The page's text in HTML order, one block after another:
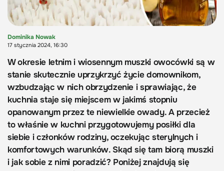
Dominika Nowak
17 stycznia 2024, 16:30
W okresie letnim i wiosennym muszki owocówki są w
stanie skutecznie uprzykrzyć życie domownikom,
wzbudzając w nich obrzydzenie i sprawiając, że
kuchnia staje się miejscem w jakimś stopniu
opanowanym przez te niewielkie owady. A przecież
to właśnie w kuchni przygotowujemy posiłki dla
siebie i członków rodziny, oczekując sterylnych i
komfortowych warunków. Skąd się tam biorą muszki
i jak sobie z nimi poradzić? Poniżej znajdują się